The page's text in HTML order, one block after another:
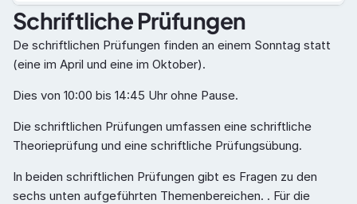
Schriftliche Prüfungen
De schriftlichen Prüfungen finden an einem Sonntag statt
(eine im April und eine im Oktober).
Dies von 10:00 bis 14:45 Uhr ohne Pause.
Die schriftlichen Prüfungen umfassen eine schriftliche
Theorieprüfung und eine schriftliche Prüfungsübung.
In beiden schriftlichen Prüfungen gibt es Fragen zu den
sechs unten aufgeführten Themenbereichen. . Für die